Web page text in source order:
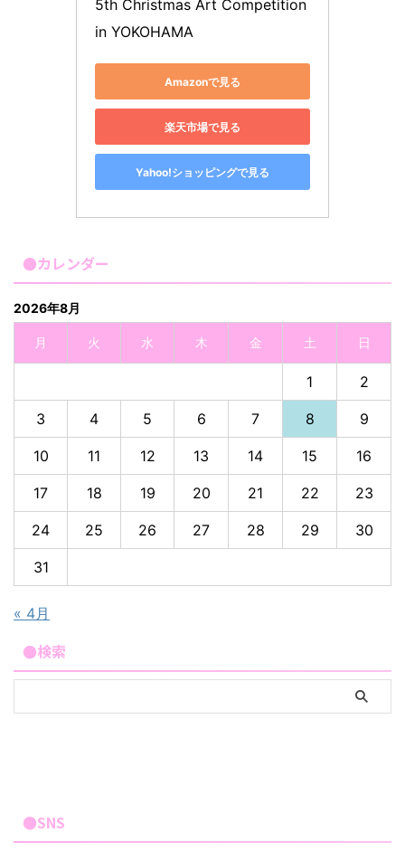
5th Christmas Art Competition
in YOKOHAMA
Amazonで見る
楽天市場で見る
Yahoo!ショッピングで見る
●カレンダー
2026年8月
月 火 水 木 金 土 日
1 2
3 4 5 6 7 8 9
10 11 12 13 14 15 16
17 18 19 20 21 22 23
24 25 26 27 28 29 30
31
« 4月
●検索
●SNS